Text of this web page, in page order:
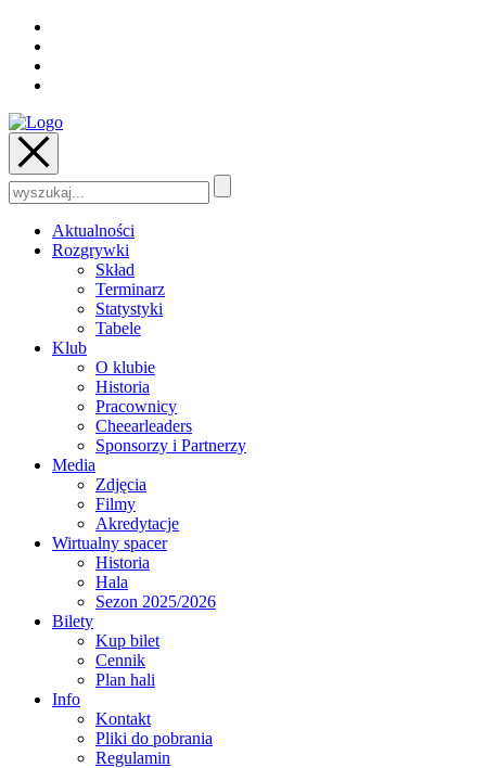
Szukaj:
Aktualności
Rozgrywki
Skład
Terminarz
Statystyki
Tabele
Klub
O klubie
Historia
Pracownicy
Cheearleaders
Sponsorzy i Partnerzy
Media
Zdjęcia
Filmy
Akredytacje
Wirtualny spacer
Historia
Hala
Sezon 2025/2026
Bilety
Kup bilet
Cennik
Plan hali
Info
Kontakt
Pliki do pobrania
Regulamin